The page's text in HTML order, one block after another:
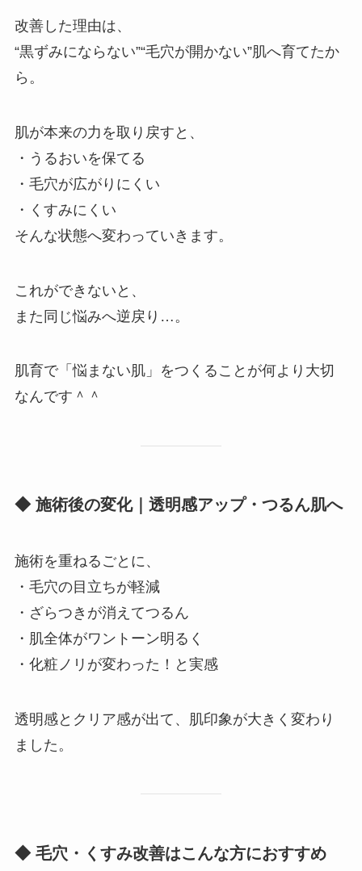
改善した理由は、
“黒ずみにならない”“毛穴が開かない”肌へ育てたか
ら。
肌が本来の力を取り戻すと、
・うるおいを保てる
・毛穴が広がりにくい
・くすみにくい
そんな状態へ変わっていきます。
これができないと、
また同じ悩みへ逆戻り…。
肌育で「悩まない肌」をつくることが何より大切
なんです＾＾
◆ 施術後の変化｜透明感アップ・つるん肌へ
施術を重ねるごとに、
・毛穴の目立ちが軽減
・ざらつきが消えてつるん
・肌全体がワントーン明るく
・化粧ノリが変わった！と実感
透明感とクリア感が出て、肌印象が大きく変わり
ました。
◆ 毛穴・くすみ改善はこんな方におすすめ